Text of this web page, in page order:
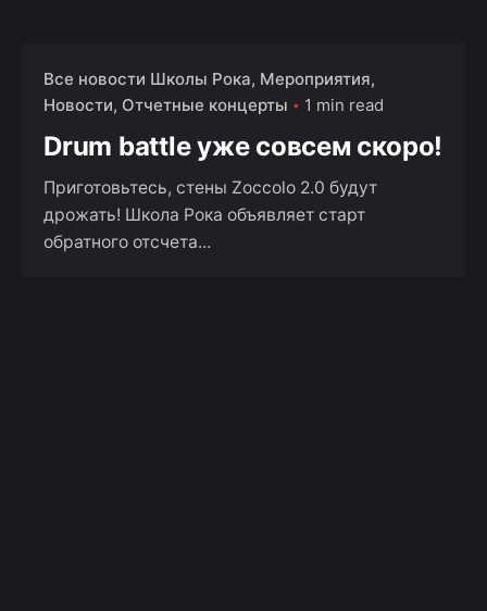
Все новости Школы Рока Мероприятия
Новости Отчетные концерты 1 min read
Drum battle уже совсем скоро!
Приготовьтесь, стены Zoccolo 2.0 будут
дрожать! Школа Рока объявляет старт
обратного отсчета...